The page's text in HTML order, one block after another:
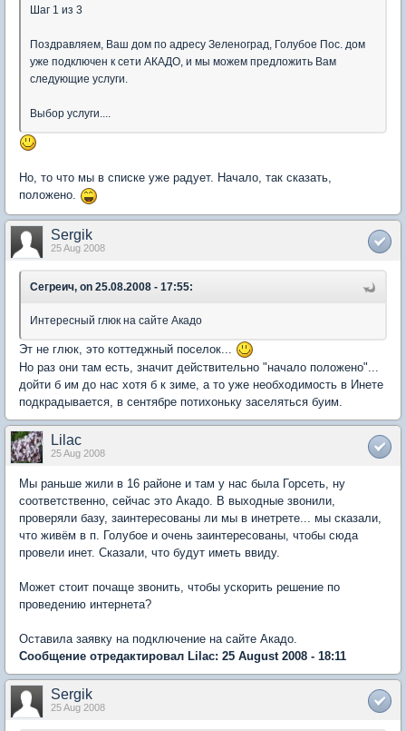
Шаг 1 из 3
Поздравляем, Ваш дом по адресу Зеленоград, Голубое Пос. дом
уже подключен к сети АКАДО, и мы можем предложить Вам
следующие услуги.
Выбор услуги....
Но, то что мы в списке уже радует. Начало, так сказать,
положено.
Sergik
25 Aug 2008
Сегреич, on 25.08.2008 - 17:55:
Интересный глюк на сайте Акадо
Эт не глюк, это коттеджный поселок...
Но раз они там есть, значит действительно "начало положено"...
дойти б им до нас хотя б к зиме, а то уже необходимость в Инете
подкрадывается, в сентябре потихоньку заселяться буим.
Lilac
25 Aug 2008
Мы раньше жили в 16 районе и там у нас была Горсеть, ну
соответственно, сейчас это Акадо. В выходные звонили,
проверяли базу, заинтересованы ли мы в инетрете... мы сказали,
что живём в п. Голубое и очень заинтересованы, чтобы сюда
провели инет. Сказали, что будут иметь ввиду.
Может стоит почаще звонить, чтобы ускорить решение по
проведению интернета?
Оставила заявку на подключение на сайте Акадо.
Сообщение отредактировал Lilac: 25 August 2008 - 18:11
Sergik
25 Aug 2008